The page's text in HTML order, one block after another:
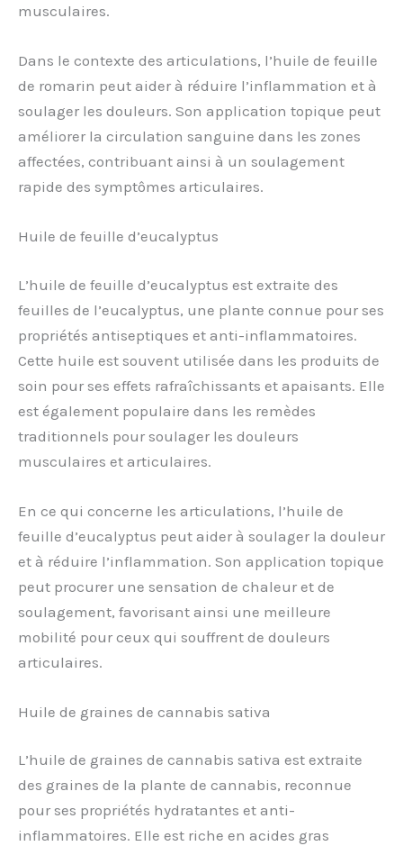
musculaires.
Dans le contexte des articulations, l’huile de feuille
de romarin peut aider à réduire l’inflammation et à
soulager les douleurs. Son application topique peut
améliorer la circulation sanguine dans les zones
affectées, contribuant ainsi à un soulagement
rapide des symptômes articulaires.
Huile de feuille d’eucalyptus
L’huile de feuille d’eucalyptus est extraite des
feuilles de l’eucalyptus, une plante connue pour ses
propriétés antiseptiques et anti-inflammatoires.
Cette huile est souvent utilisée dans les produits de
soin pour ses effets rafraîchissants et apaisants. Elle
est également populaire dans les remèdes
traditionnels pour soulager les douleurs
musculaires et articulaires.
En ce qui concerne les articulations, l’huile de
feuille d’eucalyptus peut aider à soulager la douleur
et à réduire l’inflammation. Son application topique
peut procurer une sensation de chaleur et de
soulagement, favorisant ainsi une meilleure
mobilité pour ceux qui souffrent de douleurs
articulaires.
Huile de graines de cannabis sativa
L’huile de graines de cannabis sativa est extraite
des graines de la plante de cannabis, reconnue
pour ses propriétés hydratantes et anti-
inflammatoires. Elle est riche en acides gras